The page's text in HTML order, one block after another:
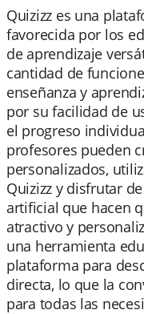
Quizizz es una
favorecida por los
de aprendizaje
cantidad de
enseñanza y
por su facilidad de
el progreso
profesores pueden
personalizados,
Quizizz y disfrutar
artificial que hacen
atractivo y
una herramienta
plataforma para
directa, lo que la
para todas las